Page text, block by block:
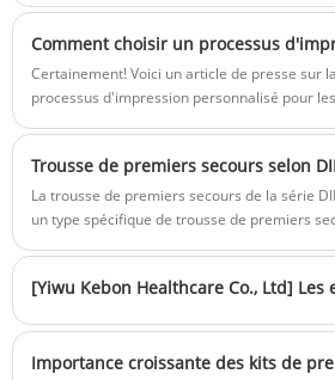
cas de situations inattendues. Cet article
entreprise devrait investir dans des kits
ils améliorent la sécurité et la préparation.
Certainement! Voici un article de presse sur la façon de choisir un
processus d'impression personnalisé pour
Trousse de premiers secours selon
La trousse de premiers secours de la série
un type spécifique de trousse de premiers
strictes établies en Europe (en particulier en
précise les types, les quantités, les
d'emballage des articles de la trousse de